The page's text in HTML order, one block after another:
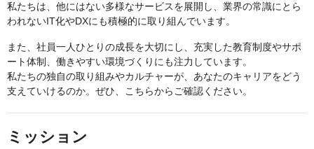
私たちは、他にはない多様なサービスを展開し、業界の常識にとら
われないIT化やDXにも積極的に取り組んでいます。
また、社員一人ひとりの成長を大切にし、充実した教育制度やサポ
ート体制、働きやすい環境づくりにも注力しています。
私たちの独自の取り組みやカルチャーが、あなたのキャリアをどう
支えていけるのか。ぜひ、こちらからご確認ください。
ミッション